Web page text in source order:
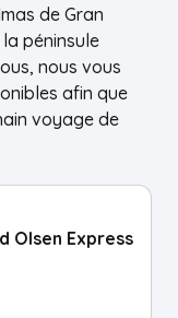
de Gran
péninsule
nous vous
afin que
voyage de
Olsen Express